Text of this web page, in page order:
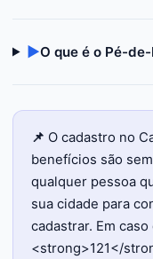
▶O que é o Pé-
📌 O cadastro no
benefícios são
qualquer pessoa
sua cidade para
cadastrar. Em
<strong>121</